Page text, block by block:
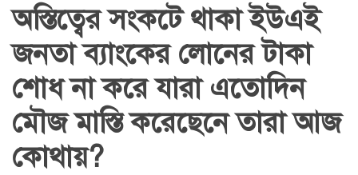
অস্তিত্বের সংকটে থাকা ইউএই
জনতা ব্যাংকের লোনের টাকা
শোধ না করে যারা এতোদিন
মৌজ মাস্তি করেছেনে তারা আজ
কোথায়?